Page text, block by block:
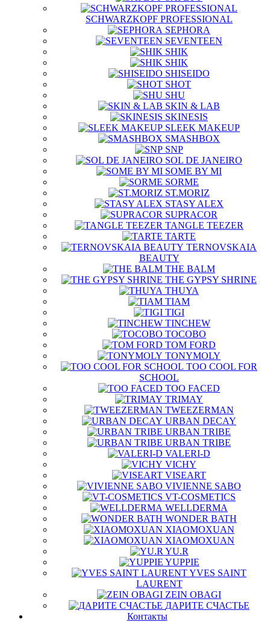
SCHWARZKOPF PROFESSIONAL
SEPHORA
SEVENTEEN
SHIK
SHIK
SHISEIDO
SHOT
SHU
SKIN & LAB
SKINESIS
SLEEK MAKEUP
SMASHBOX
SNP
SOL DE JANEIRO
SOME BY MI
SORME
ST.MORIZ
STASY ALEX
SUPRACOR
TANGLE TEEZER
TARTE
TERNOVSKAIA
BEAUTY
THE BALM
THE GYPSY SHRINE
THUYA
TIAM
TIGI
TINCHEW
TOCOBO
TOM FORD
TONYMOLY
TOO COOL FOR
SCHOOL
TOO FACED
TRIMAY
TWEEZERMAN
URBAN DECAY
URBAN TRIBE
URBAN TRIBE
VALERI-D
VICHY
VISEART
VIVIENNE SABO
VT-COSMETICS
WELLDERMA
WONDER BATH
XIAOMOXUAN
XIAOMOXUAN
YU.R
YUPPIE
YVES SAINT
LAURENT
ZEIN OBAGI
ДАРИТЕ СЧАСТЬЕ
Контакты